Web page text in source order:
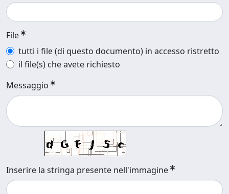
File
tutti i file (di questo documento) in accesso ristretto
il file(s) che avete richiesto
Messaggio
Inserire la stringa presente nell'immagine